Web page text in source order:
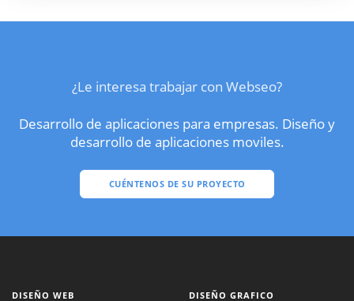
¿Le interesa trabajar con Webseo?
Desarrollo de aplicaciones para empresas. Diseño y
desarrollo de aplicaciones moviles.
CUÉNTENOS DE SU PROYECTO
DISEÑO WEB DISEÑO GRAFICO